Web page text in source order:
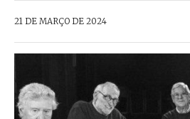
21 DE MARÇO DE 2024